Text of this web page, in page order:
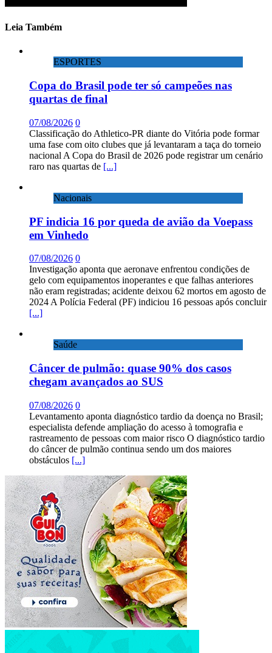
Leia Também
ESPORTES
Copa do Brasil pode ter só campeões nas
quartas de final
07/08/2026 0
Classificação do Athletico-PR diante do Vitória pode formar
uma fase com oito clubes que já levantaram a taça do torneio
nacional A Copa do Brasil de 2026 pode registrar um cenário
raro nas quartas de [...]
Nacionais
PF indicia 16 por queda de avião da Voepass
em Vinhedo
07/08/2026 0
Investigação aponta que aeronave enfrentou condições de
gelo com equipamentos inoperantes e que falhas anteriores
não eram registradas; acidente deixou 62 mortos em agosto de
2024 A Polícia Federal (PF) indiciou 16 pessoas após concluir
[...]
Saúde
Câncer de pulmão: quase 90% dos casos
chegam avançados ao SUS
07/08/2026 0
Levantamento aponta diagnóstico tardio da doença no Brasil;
especialista defende ampliação do acesso à tomografia e
rastreamento de pessoas com maior risco O diagnóstico tardio
do câncer de pulmão continua sendo um dos maiores
obstáculos [...]